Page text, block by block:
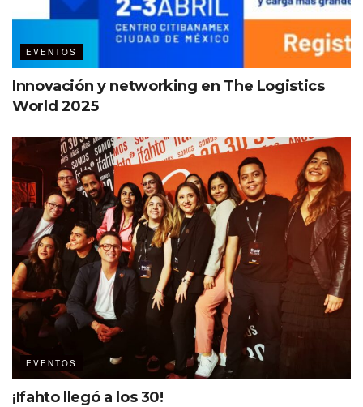
EVENTOS
Innovación y networking en The Logistics
World 2025
EVENTOS
¡Ifahto llegó a los 30!